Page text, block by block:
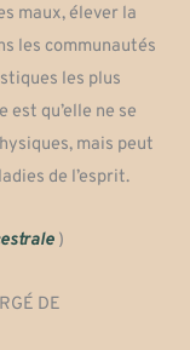
maux, élever la
les communautés
les plus
qu’elle ne se
mais peut
de l’esprit.
)
DE